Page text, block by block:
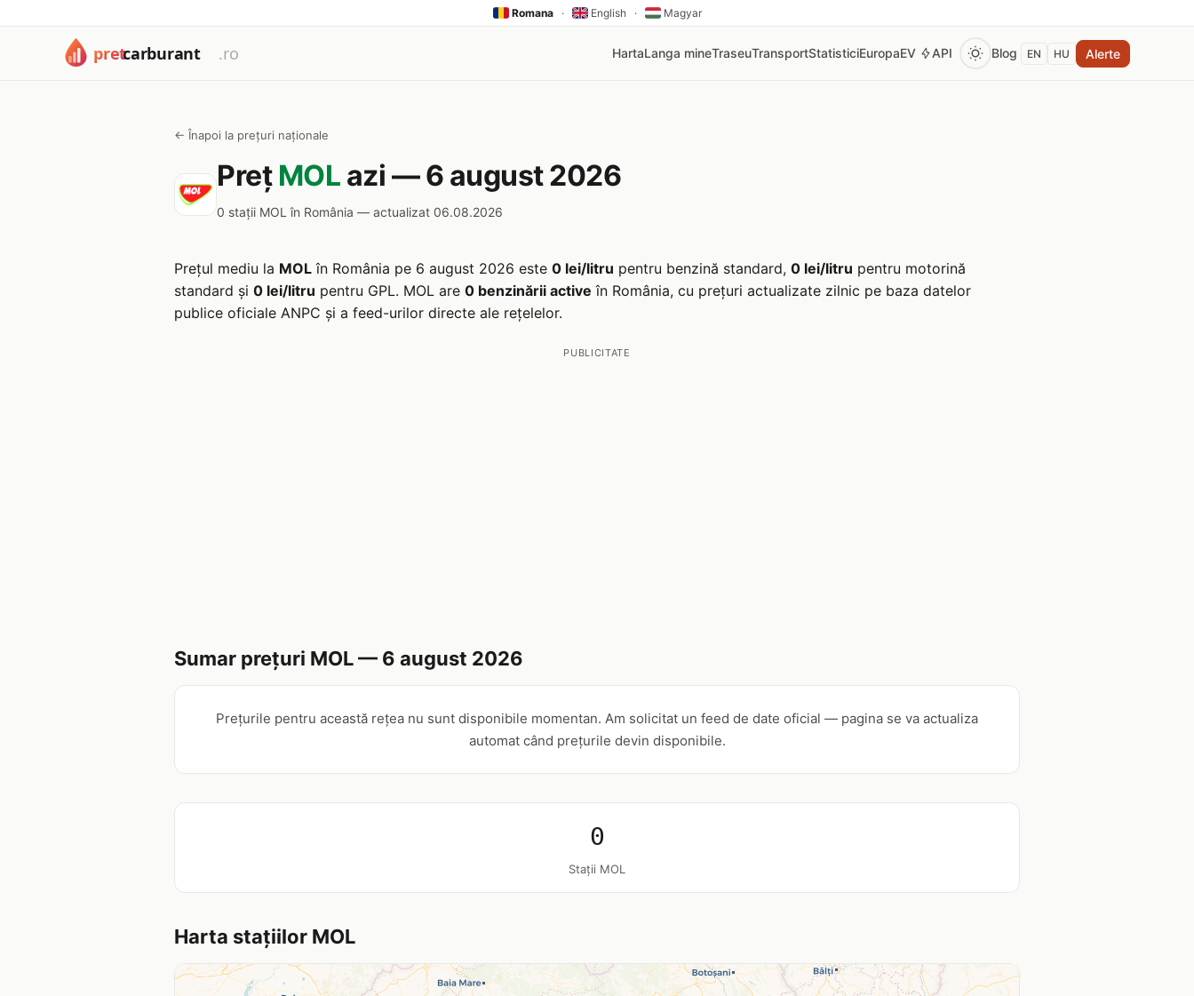
Romana · English · Magyar
HartaLanga mineTraseuTransportStatisticiEuropaEV API Blog EN HU Alerte
← Înapoi la prețuri naționale
Preț MOL azi — 6 august 2026
0 stații MOL în România — actualizat 06.08.2026
Prețul mediu la MOL în România pe 6 august 2026 este 0 lei/litru pentru benzină standard, 0 lei/litru pentru motorină
standard și 0 lei/litru pentru GPL. MOL are 0 benzinării active în România, cu prețuri actualizate zilnic pe baza datelor
publice oficiale ANPC și a feed-urilor directe ale rețelelor.
PUBLICITATE
Sumar prețuri MOL — 6 august 2026
Prețurile pentru această rețea nu sunt disponibile momentan. Am solicitat un feed de date oficial — pagina se va actualiza
automat când prețurile devin disponibile.
0
Stații MOL
Harta stațiilor MOL